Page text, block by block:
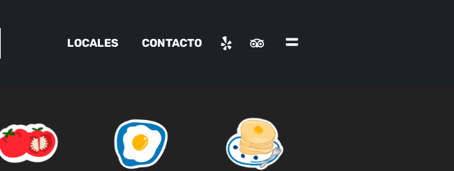
LOCALES CONTACTO